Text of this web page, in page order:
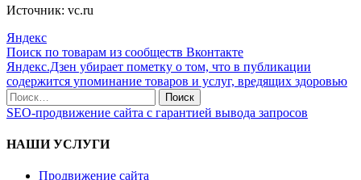
Источник: vc.ru
Яндекс
Поиск по товарам из сообществ Вконтакте
Яндекс.Дзен убирает пометку о том, что в публикации
содержится упоминание товаров и услуг, вредящих здоровью
SEO-продвижение сайта с гарантией вывода запросов
НАШИ УСЛУГИ
Продвижение сайта